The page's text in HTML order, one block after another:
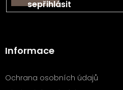
se
Informace
Ochrana osobních údajů